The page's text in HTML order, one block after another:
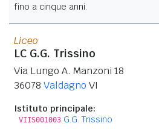
fino a cinque anni.
Liceo
LC G.G. Trissino
Via Lungo A. Manzoni 18
36078 Valdagno VI
Istituto principale:
VIIS001003 G.G. Trissino